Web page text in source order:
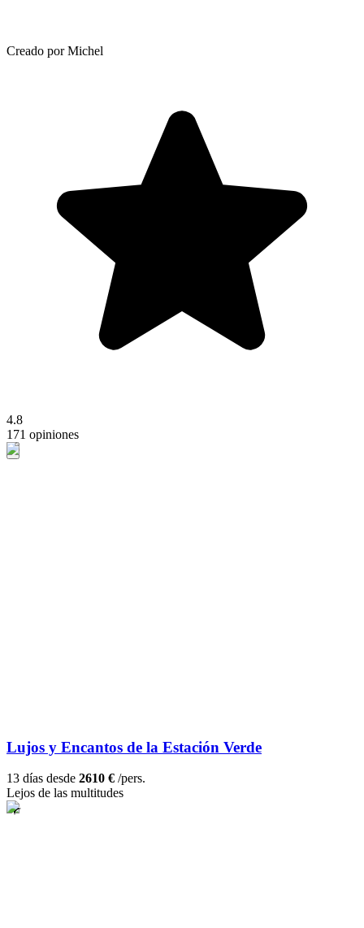
Creado por Michel
4.8
171 opiniones
Lujos y Encantos de la Estación Verde
13 días desde 2610 € /pers.
Lejos de las multitudes